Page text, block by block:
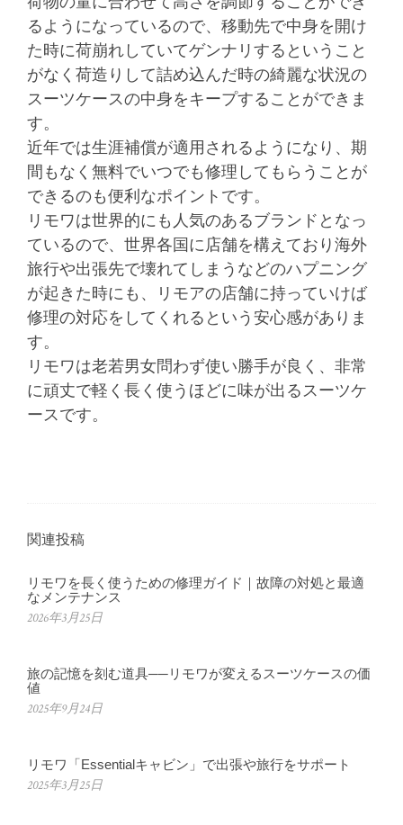
るようになっているので、移動先で中身を開け
た時に荷崩れしていてゲンナリするということ
がなく荷造りして詰め込んだ時の綺麗な状況の
スーツケースの中身をキープすることができま
す。
近年では生涯補償が適用されるようになり、期
間もなく無料でいつでも修理してもらうことが
できるのも便利なポイントです。
リモワは世界的にも人気のあるブランドとなっ
ているので、世界各国に店舗を構えており海外
旅行や出張先で壊れてしまうなどのハプニング
が起きた時にも、リモアの店舗に持っていけば
修理の対応をしてくれるという安心感がありま
す。
リモワは老若男女問わず使い勝手が良く、非常
に頑丈で軽く長く使うほどに味が出るスーツケ
ースです。
関連投稿
リモワを長く使うための修理ガイド｜故障の対処と最適
なメンテナンス
2026年3月25日
旅の記憶を刻む道具──リモワが変えるスーツケースの価
値
2025年9月24日
リモワ「Essentialキャビン」で出張や旅行をサポート
2025年3月25日